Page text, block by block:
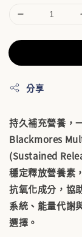
分享
持久補充營養，
Blackmores
(Sustained
穩定釋放營養素
抗氧化成分 ，協
系統、能量代謝
選擇。